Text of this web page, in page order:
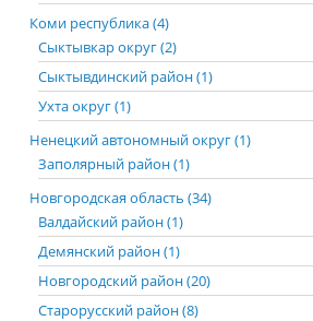
Коми республика (4)
Сыктывкар округ (2)
Сыктывдинский район (1)
Ухта округ (1)
Ненецкий автономный округ (1)
Заполярный район (1)
Новгородская область (34)
Валдайский район (1)
Демянский район (1)
Новгородский район (20)
Старорусский район (8)